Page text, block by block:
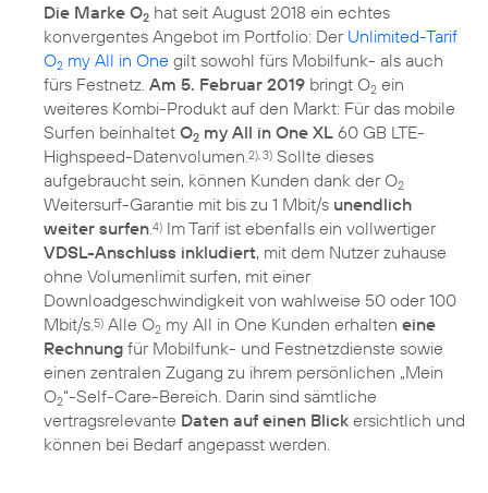
Die Marke O2 hat seit August 2018 ein echtes
konvergentes Angebot im Portfolio: Der Unlimited-Tarif
O2 my All in One gilt sowohl fürs Mobilfunk- als auch
fürs Festnetz. Am 5. Februar 2019 bringt O2 ein
weiteres Kombi-Produkt auf den Markt: Für das mobile
Surfen beinhaltet O2 my All in One XL 60 GB LTE-
Highspeed-Datenvolumen.2), 3) Sollte dieses
aufgebraucht sein, können Kunden dank der O2
Weitersurf-Garantie mit bis zu 1 Mbit/s unendlich
weiter surfen.4) Im Tarif ist ebenfalls ein vollwertiger
VDSL-Anschluss inkludiert, mit dem Nutzer zuhause
ohne Volumenlimit surfen, mit einer
Downloadgeschwindigkeit von wahlweise 50 oder 100
Mbit/s.5) Alle O2 my All in One Kunden erhalten eine
Rechnung für Mobilfunk- und Festnetzdienste sowie
einen zentralen Zugang zu ihrem persönlichen „Mein
O2“-Self-Care-Bereich. Darin sind sämtliche
vertragsrelevante Daten auf einen Blick ersichtlich und
können bei Bedarf angepasst werden.